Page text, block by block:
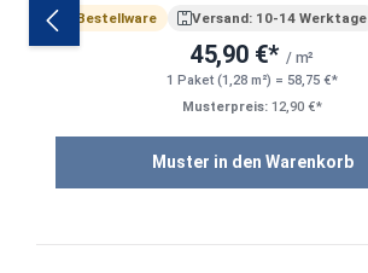
Bestellware Versand: 10-14 Werktage
45,90 €* / m²
1 Paket (1,28 m²) = 58,75 €*
Musterpreis: 12,90 €*
Muster in den Warenkorb